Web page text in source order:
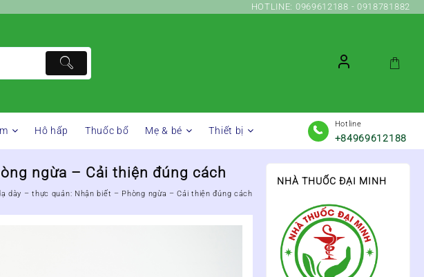
HOTLINE: 0969612188 - 0918781882
Hô hấp Thuốc bổ Mẹ & bé Thiết bị
Hotline
+84969612188
ngừa – Cải thiện đúng cách
dày – thực quản: Nhận biết – Phòng ngừa – Cải thiện đúng cách
NHÀ THUỐC ĐẠI MINH